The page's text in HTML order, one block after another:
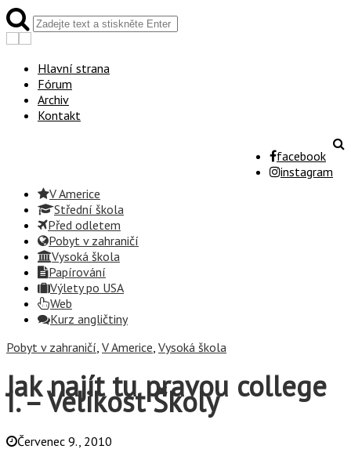
Hlavní strana
Fórum
Archiv
Kontakt
facebook
instagram
V Americe
Střední škola
Před odletem
Pobyt v zahraničí
Vysoká škola
Papírování
Výlety po USA
Web
Kurz angličtiny
Pobyt v zahraničí, V Americe, Vysoká škola
Jak najít tu pravou college
I. – Velikost Školy
Červenec 9., 2010